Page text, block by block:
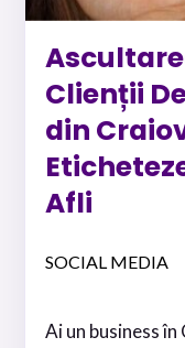
Clienții
din
Afli
SOCIAL MEDIA
Ai un business